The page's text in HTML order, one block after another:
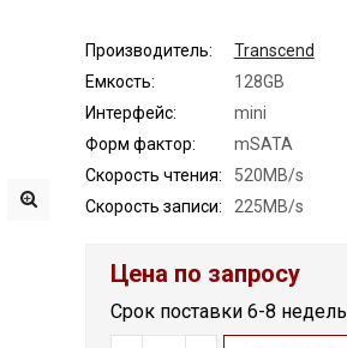
Производитель:
Transcend
Емкость:
128GB
Интерфейс:
mini
Форм фактор:
mSATA
Скорость чтения:
520MB/s
Скорость записи:
225MB/s
Цена по запросу
Срок поставки 6-8 недель